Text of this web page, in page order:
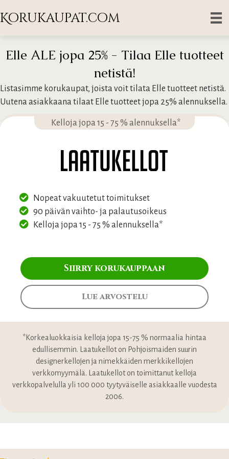
Korukaupat.com
Elle ALE jopa 25% - Tilaa Elle tuotteet
netistä!
Listasimme korukaupat, joista voit tilata Elle tuotteet netistä.
Uutena asiakkaana tilaat Elle tuotteet jopa 25% alennuksella.
Kelloja jopa 15 - 75 % alennuksella*
Nopeat vakuutetut toimitukset
90 päivän vaihto- ja palautusoikeus
Kelloja jopa 15 - 75 % alennuksella*
Siirry korukauppaan
Lue arvostelu
*Korkealuokkaisia kelloja jopa 15-75 % normaalia hintaa
edullisemmin. Laatukellot on Pohjoismaiden suurin
designerkellojen ja nimekkäiden merkkikellojen
verkkomyymälä. Laatukellot on toimittanut kelloja
verkkopalvelulla yli 100 000 tyytyväiselle asiakkaalle vuodesta
2006.